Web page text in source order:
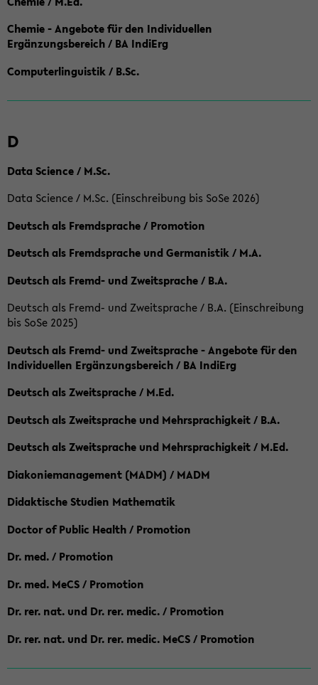
Chemie - Angebote für den Individuellen
Ergänzungsbereich / BA IndiErg
Computerlinguistik / B.Sc.
D
Data Science / M.Sc.
Data Science / M.Sc. (Einschreibung bis SoSe 2026)
Deutsch als Fremdsprache / Promotion
Deutsch als Fremdsprache und Germanistik / M.A.
Deutsch als Fremd- und Zweitsprache / B.A.
Deutsch als Fremd- und Zweitsprache / B.A. (Einschreibung
bis SoSe 2025)
Deutsch als Fremd- und Zweitsprache - Angebote für den
Individuellen Ergänzungsbereich / BA IndiErg
Deutsch als Zweitsprache / M.Ed.
Deutsch als Zweitsprache und Mehrsprachigkeit / B.A.
Deutsch als Zweitsprache und Mehrsprachigkeit / M.Ed.
Diakoniemanagement (MADM) / MADM
Didaktische Studien Mathematik
Doctor of Public Health / Promotion
Dr. med. / Promotion
Dr. med. MeCS / Promotion
Dr. rer. nat. und Dr. rer. medic. / Promotion
Dr. rer. nat. und Dr. rer. medic. MeCS / Promotion